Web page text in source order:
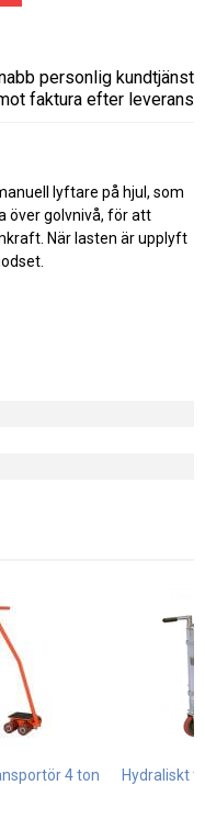
personlig kundtjänst
faktura efter leverans
lyftare på hjul, som
över golvnivå, för att
När lasten är upplyft
4 ton Hydraliskt